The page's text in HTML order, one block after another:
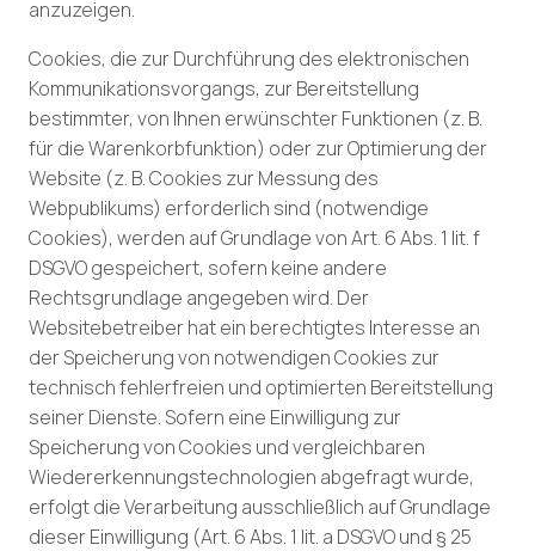
anzuzeigen.
Cookies, die zur Durchführung des elektronischen
Kommunikationsvorgangs, zur Bereitstellung
bestimmter, von Ihnen erwünschter Funktionen (z. B.
für die Warenkorbfunktion) oder zur Optimierung der
Website (z. B. Cookies zur Messung des
Webpublikums) erforderlich sind (notwendige
Cookies), werden auf Grundlage von Art. 6 Abs. 1 lit. f
DSGVO gespeichert, sofern keine andere
Rechtsgrundlage angegeben wird. Der
Websitebetreiber hat ein berechtigtes Interesse an
der Speicherung von notwendigen Cookies zur
technisch fehlerfreien und optimierten Bereitstellung
seiner Dienste. Sofern eine Einwilligung zur
Speicherung von Cookies und vergleichbaren
Wiedererkennungstechnologien abgefragt wurde,
erfolgt die Verarbeitung ausschließlich auf Grundlage
dieser Einwilligung (Art. 6 Abs. 1 lit. a DSGVO und § 25